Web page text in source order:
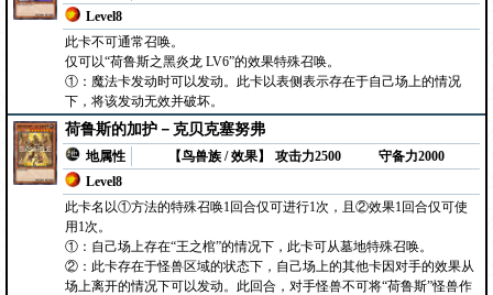
Level8
此卡不可通常召唤。
仅可以“荷鲁斯之黑炎龙 LV6”的效果特殊召唤。
①：魔法卡发动时可以发动。此卡以表侧表示存在于自己场上的情况
下，将该发动无效并破坏。
荷鲁斯的加护－克贝克塞努弗
地属性
【鸟兽族 / 效果】
Level8
攻击力2500 守备力2000
此卡名以①方法的特殊召唤1回合仅可进行1次，且②效果1回合仅可使
用1次。
①：自己场上存在“王之棺”的情况下，此卡可从墓地特殊召唤。
②：此卡存在于怪兽区域的状态下，自己场上的其他卡因对手的效果从
场上离开的情况下可以发动。此回合，对手怪兽不可将“荷鲁斯”怪兽作